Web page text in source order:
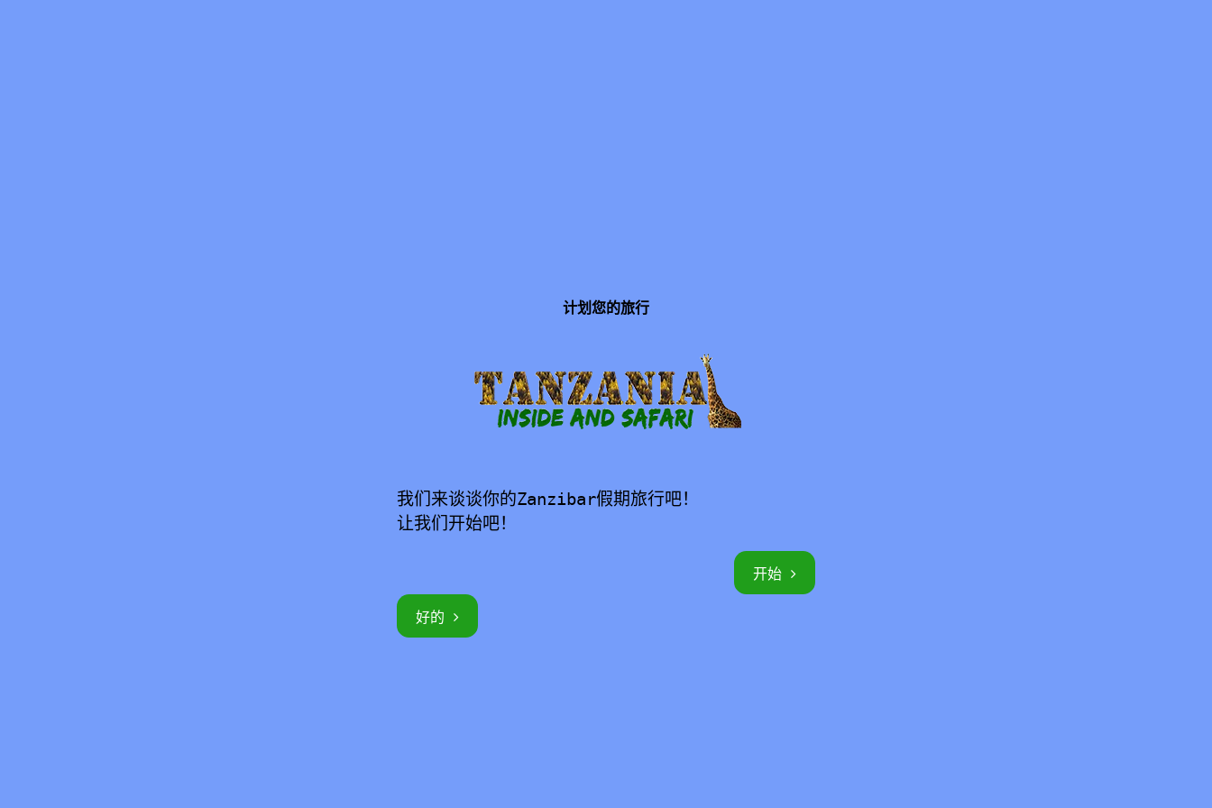
计划您的旅行
我们来谈谈你的Zanzibar假期旅行吧！
让我们开始吧！
开始
好的